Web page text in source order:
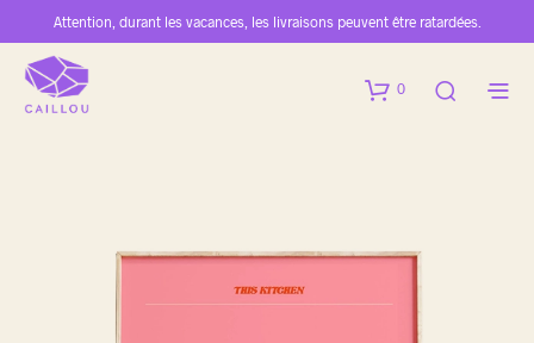
Attention, durant les vacances, les livraisons peuvent être ratardées.
0